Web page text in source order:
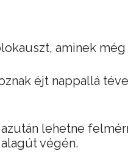
aminek
éjt nappallá
lehetne
végén.